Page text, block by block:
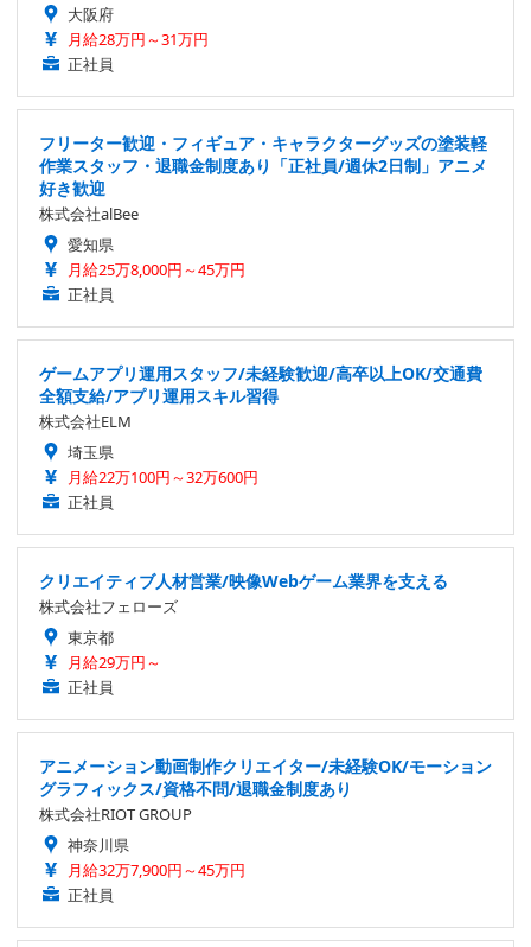
大阪府
月給28万円～31万円
正社員
フリーター歓迎・フィギュア・キャラクターグッズの塗装軽
作業スタッフ・退職金制度あり「正社員/週休2日制」アニメ
好き歓迎
株式会社alBee
愛知県
月給25万8,000円～45万円
正社員
ゲームアプリ運用スタッフ/未経験歓迎/高卒以上OK/交通費
全額支給/アプリ運用スキル習得
株式会社ELM
埼玉県
月給22万100円～32万600円
正社員
クリエイティブ人材営業/映像Webゲーム業界を支える
株式会社フェローズ
東京都
月給29万円～
正社員
アニメーション動画制作クリエイター/未経験OK/モーション
グラフィックス/資格不問/退職金制度あり
株式会社RIOT GROUP
神奈川県
月給32万7,900円～45万円
正社員